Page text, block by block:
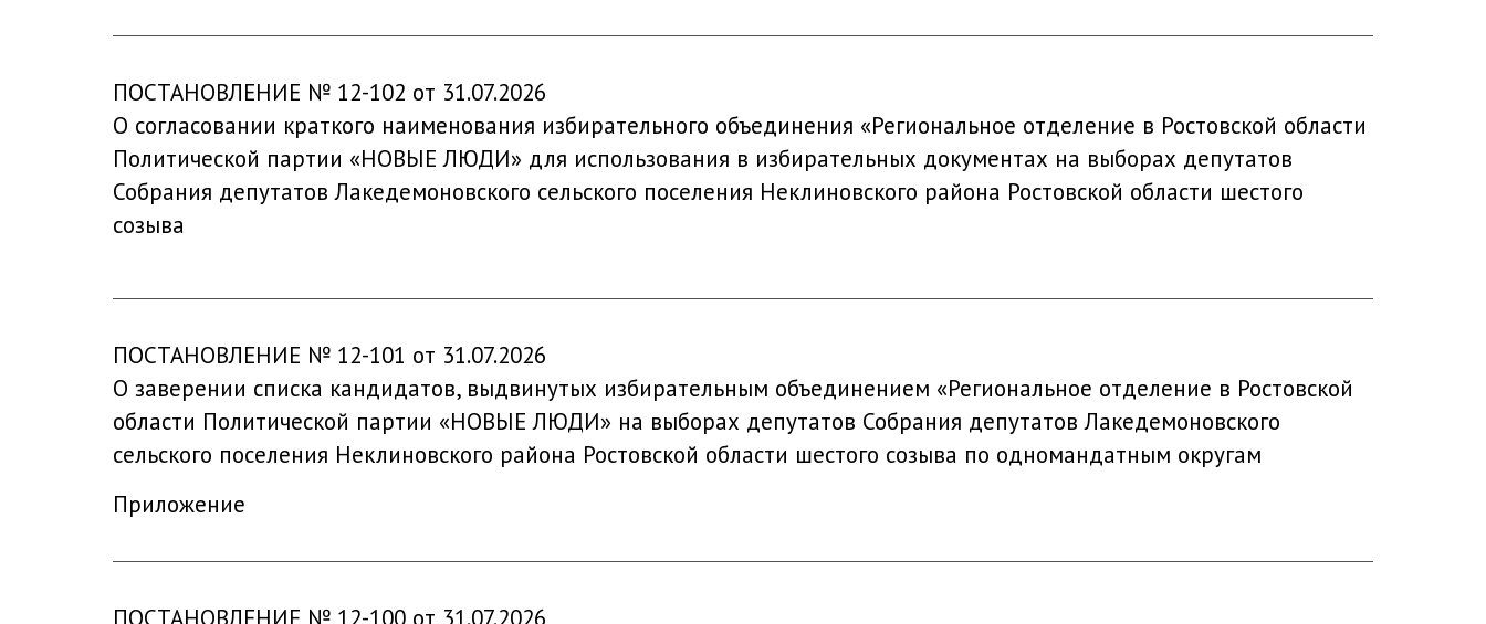
ПОСТАНОВЛЕНИЕ № 12-102 от 31.07.2026
О согласовании краткого наименования избирательного объединения «Региональное отделение в Ростовской области
Политической партии «НОВЫЕ ЛЮДИ» для использования в избирательных документах на выборах депутатов
Собрания депутатов Лакедемоновского сельского поселения Неклиновского района Ростовской области шестого
созыва
ПОСТАНОВЛЕНИЕ № 12-101 от 31.07.2026
О заверении списка кандидатов, выдвинутых избирательным объединением «Региональное отделение в Ростовской
области Политической партии «НОВЫЕ ЛЮДИ» на выборах депутатов Собрания депутатов Лакедемоновского
сельского поселения Неклиновского района Ростовской области шестого созыва по одномандатным округам
Приложение
ПОСТАНОВЛЕНИЕ № 12-100 от 31.07.2026